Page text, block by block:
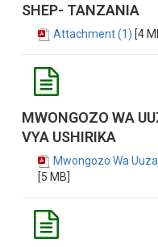
SHEP- TANZANIA
Attachment (1) [4
MWONGOZO WA
VYA USHIRIKA
Mwongozo Wa
[5 MB]